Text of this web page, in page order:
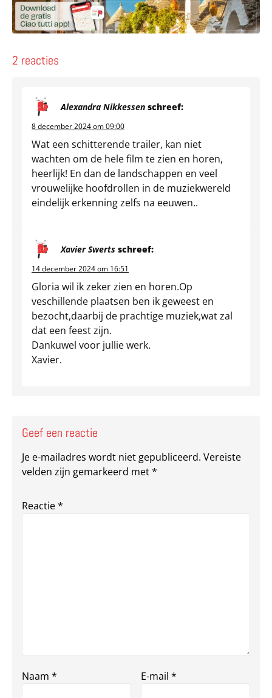
2 reacties
Alexandra Nikkessen schreef:
8 december 2024 om 09:00
Wat een schitterende trailer, kan niet
wachten om de hele film te zien en horen,
heerlijk! En dan de landschappen en veel
vrouwelijke hoofdrollen in de muziekwereld
eindelijk erkenning zelfs na eeuwen..
Xavier Swerts schreef:
14 december 2024 om 16:51
Gloria wil ik zeker zien en horen.Op
veschillende plaatsen ben ik geweest en
bezocht,daarbij de prachtige muziek,wat zal
dat een feest zijn.
Dankuwel voor jullie werk.
Xavier.
Geef een reactie
Je e-mailadres wordt niet gepubliceerd. Vereiste
velden zijn gemarkeerd met*
Reactie*
Naam * E-mail *